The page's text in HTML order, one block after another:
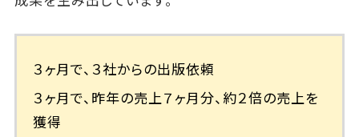
３ヶ月で、３社からの出版依頼
３ヶ月で、昨年の売上７ヶ月分、約２倍の売上を
獲得